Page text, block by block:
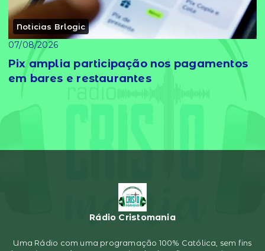
Noticias Brlogic
07/08/2026
Pix amplia participação nos pagamentos
em bares e restaurantes
Rádio Cristomania
Uma Rádio com uma programação 100% Católica, sem fins